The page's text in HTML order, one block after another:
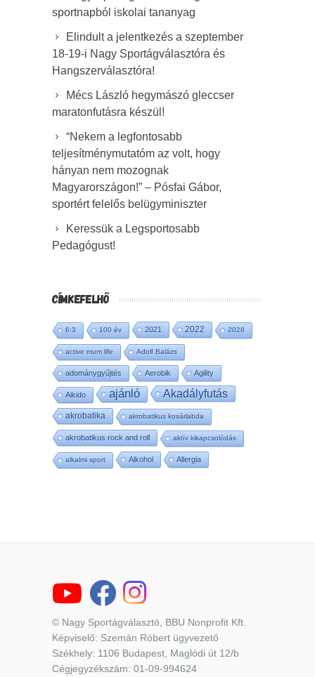
sportnapból iskolai tananyag
Elindult a jelentkezés a szeptember
18-19-i Nagy Sportágválasztóra és
Hangszerválasztóra!
Mécs László hegymászó gleccser
maratonfutásra készül!
“Nekem a legfontosabb
teljesítménymutatóm az volt, hogy
hányan nem mozognak
Magyarországon!” – Pósfai Gábor,
sportért felelős belügyminiszter
Keressük a Legsportosabb
Pedagógust!
CÍMKEFELHŐ
6:3 100 év 2021 2022 2028
active mum life Adolf Balázs
adománygyűjtés Aerobik Agility
Aikido ajánló Akadályfutás
akrobatika akrobatikus kosárlabda
akrobatikus rock and roll aktív kikapcsolódás
alkalmi sport Alkohol Allergia
© Nagy Sportágválasztó, BBU Nonprofit Kft.
Képviselő: Szemán Róbert ügyvezető
Székhely: 1106 Budapest, Maglódi út 12/b
Cégjegyzékszám: 01-09-994624